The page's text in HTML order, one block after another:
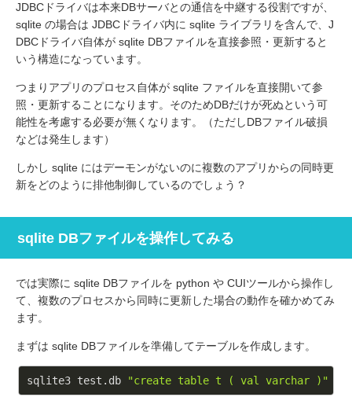
JDBCドライバは本来DBサーバとの通信を中継する役割ですが、
sqlite の場合は JDBCドライバ内に sqlite ライブラリを含んで、J
DBCドライバ自体が sqlite DBファイルを直接参照・更新すると
いう構造になっています。
つまりアプリのプロセス自体が sqlite ファイルを直接開いて参
照・更新することになります。そのためDBだけが死ぬという可
能性を考慮する必要が無くなります。（ただしDBファイル破損
などは発生します）
しかし sqlite にはデーモンがないのに複数のアプリからの同時更
新をどのように排他制御しているのでしょう？
sqlite DBファイルを操作してみる
では実際に sqlite DBファイルを python や CUIツールから操作し
て、複数のプロセスから同時に更新した場合の動作を確かめてみ
ます。
まずは sqlite DBファイルを準備してテーブルを作成します。
sqlite3 test.db "create table t ( val varchar )"